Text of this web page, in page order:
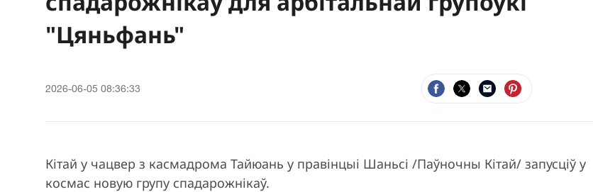
"Цяньфань"
2026-06-05 08:36:33
Кітай у чацвер з касмадрома Тайюань у правінцыі Шаньсі /Паўночны Кітай/ запусціў у
космас новую групу спадарожнікаў.